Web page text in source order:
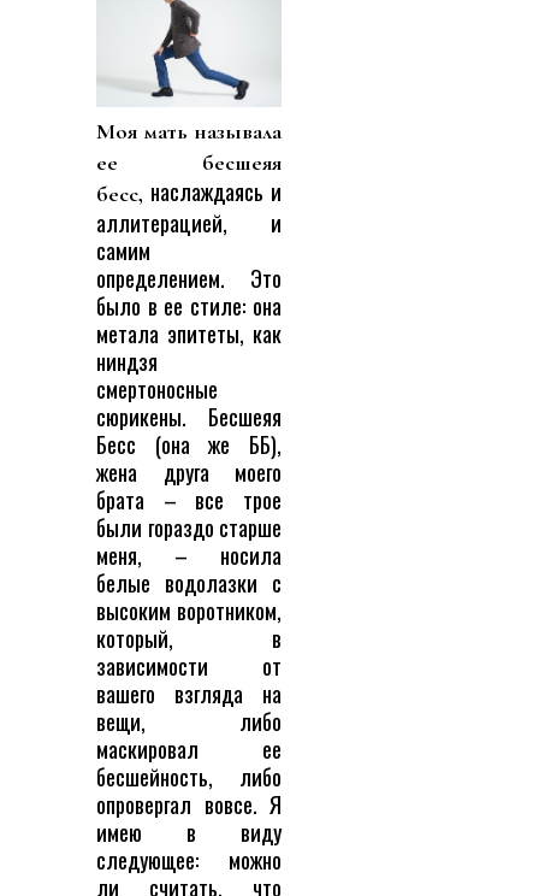
Моя мать называла
ее бесшеяя
бесс, наслаждаясь и
аллитерацией, и
самим
определением. Это
было в ее стиле: она
метала эпитеты, как
ниндзя
смертоносные
сюрикены. Бесшеяя
Бесс (она же ББ),
жена друга моего
брата – все трое
были гораздо старше
меня, – носила
белые водолазки с
высоким воротником,
который, в
зависимости от
вашего взгляда на
вещи, либо
маскировал ее
бесшейность, либо
опровергал вовсе. Я
имею в виду
следующее: можно
ли считать, что